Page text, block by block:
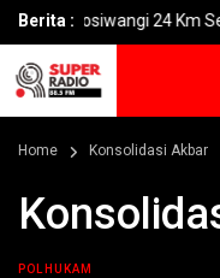
Berita : 24 Km Seksi 1-2
Home Konsolidasi Akbar
POLHUKAM